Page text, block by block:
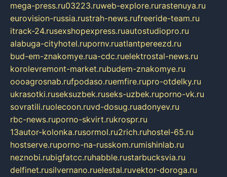
mega-press.ru03223.ruweb-explore.rurastenuya.ru
eurovision-russia.rustrah-news.rufreeride-team.ru
itrack-24.rusexshopexpress.ruautostudiopro.ru
alabuga-cityhotel.rupornv.ruatlantpereezd.ru
bud-em-znakomye.rua-cdc.ruelektrostal-news.ru
korolevremont-market.rubudem-znakomye.ru
oooagrosnab.rufpodaso.ruemfire.rupro-otdelky.ru
ukrasotki.ruseksuzbek.ruseks-uzbek.ruporno-vk.ru
sovratili.ruolecoon.ruvd-dosug.ruadonyev.ru
rbc-news.ruporno-skvirt.rukrospr.ru
13autor-kolonka.rusormol.ru2rich.ruhostel-65.ru
hostserve.ruporno-na-russkom.rumishinlab.ru
neznobi.rubigfatcc.ruhabble.rustarbucksvia.ru
delfinet.rusilvernano.ruelestal.ruvektor-doroga.ru